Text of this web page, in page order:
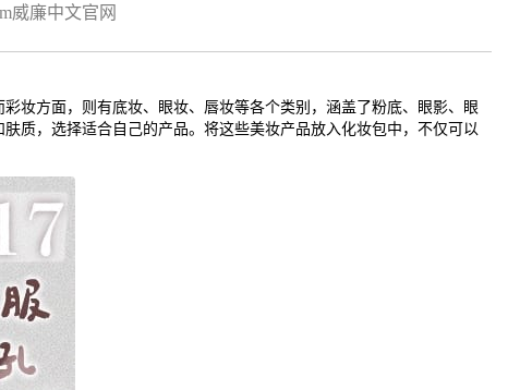
威廉中文官网
妆方面，则有底妆、眼妆、唇妆等各个类别，涵盖了粉底、眼影、眼
质，选择适合自己的产品。将这些美妆产品放入化妆包中，不仅可以